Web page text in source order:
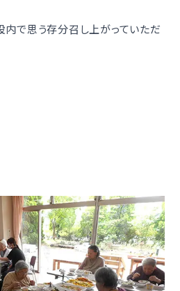
内で思う存分召し上がっていただ